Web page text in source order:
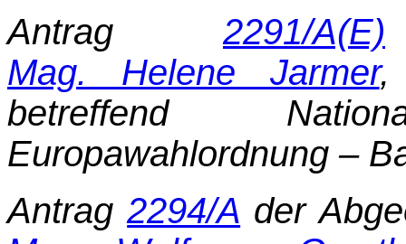
Antrag 2291/A(E)
Mag. Helene Jarmer,
betreffend
Europawahlordnung –
Antrag2294/A der